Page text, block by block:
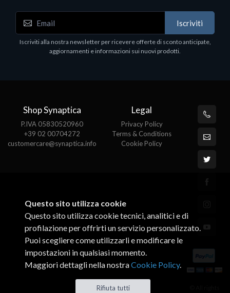
Software - Office Productivity
MS OFFICE H&S 2021 ESD
Iscriviti
Iscriviti alla nostra newsletter per ricevere offerte di sconto anticipate,
aggiornamenti e informazioni sui nuovi prodotti.
Shop Synaptica
P.IVA 05830520960
+39 02 00704272
customercare@synaptica.info
Legal
Privacy Policy
Terms & Conditions
Cookie Policy
Questo sito utilizza cookie
Questo sito utilizza cookie tecnici, analitici e di
profilazione per offrirti un servizio personalizzato.
Puoi scegliere come utilizzarli e modificare le
impostazioni in qualsiasi momento.
Maggiori dettagli nella nostraCookie Policy.
Rifiuta tutti